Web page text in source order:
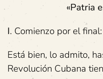
«Patria
I. Comienzo por el final:
Está bien, lo admito,
Revolución Cubana